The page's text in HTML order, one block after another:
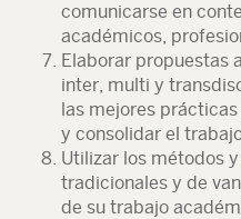
comunicarse en
académicos,
Elaborar propuestas
inter, multi y
las mejores
y consolidar el
Utilizar los métodos
tradicionales y de
de su trabajo